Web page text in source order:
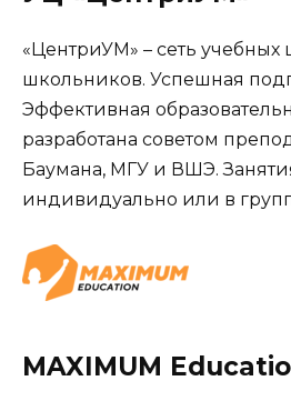
«ЦентриУМ» – сеть учебных
школьников. Успешная
Эффективная
разработана советом
Баумана, МГУ и ВШЭ.
индивидуально или в
MAXIMUM